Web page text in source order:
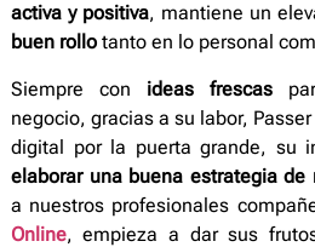
activa y positiva, mantiene un
buen rollotanto en lo personal
Siempre con ideas frescas
negocio, gracias a su labor,
digital por la puerta grande, su
elaborar una buena estrategia de
a nuestros profesionales
Online, empieza a dar sus